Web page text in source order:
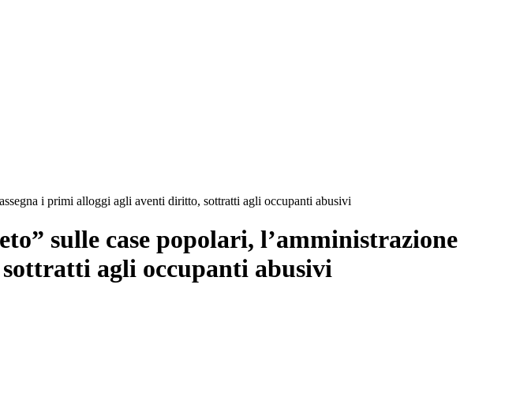
i primi alloggi agli aventi diritto, sottratti agli occupanti abusivi
sulle case popolari, l’amministrazione
agli occupanti abusivi